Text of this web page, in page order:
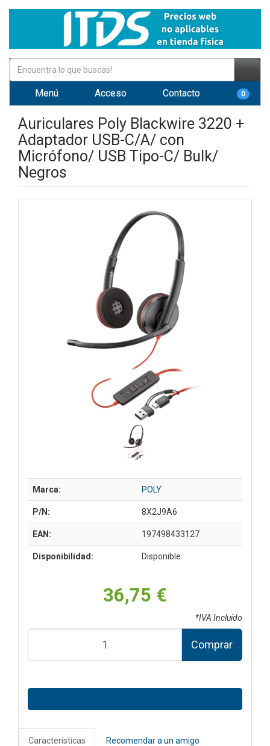
Menú Acceso Contacto 0
Auriculares Poly Blackwire 3220 +
Adaptador USB-C/A/ con
Micrófono/ USB Tipo-C/ Bulk/
Negros
Marca: POLY
P/N: 8X2J9A6
EAN: 197498433127
Disponibilidad: Disponible
36,75 €
*IVA Incluido
Comprar
Características Recomendar a un amigo